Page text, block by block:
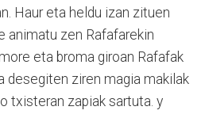
Haur eta heldu izan zituen
animatu zen Rafafarekin
eta broma giroan Rafafak
desegiten ziren magia makilak
txisteran zapiak sartuta. y